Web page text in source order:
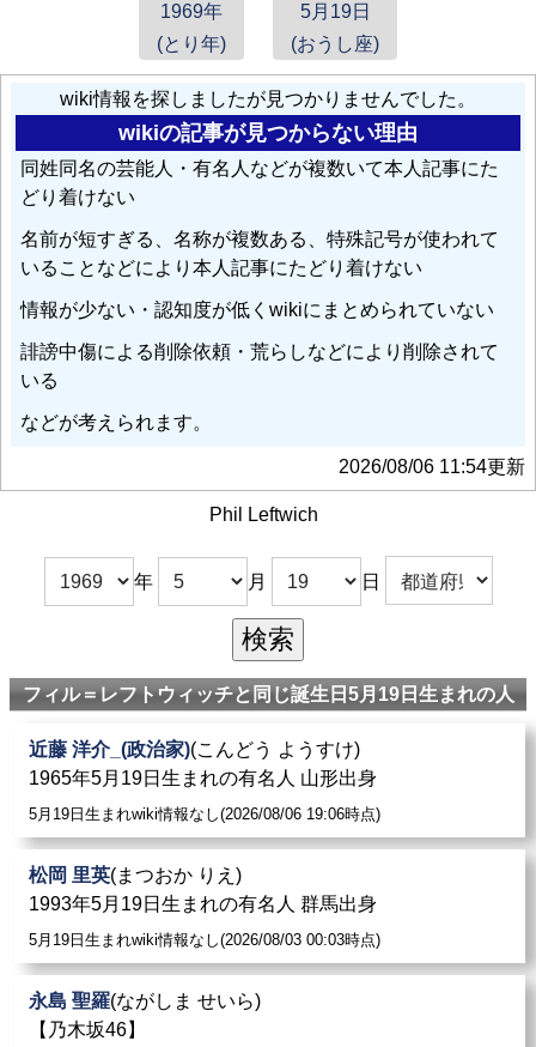
1969年
(とり年)
5月19日
(おうし座)
wiki情報を探しましたが見つかりませんでした。
wikiの記事が見つからない理由
同姓同名の芸能人・有名人などが複数いて本人記事にた
どり着けない
名前が短すぎる、名称が複数ある、特殊記号が使われて
いることなどにより本人記事にたどり着けない
情報が少ない・認知度が低くwikiにまとめられていない
誹謗中傷による削除依頼・荒らしなどにより削除されて
いる
などが考えられます。
2026/08/06 11:54更新
Phil Leftwich
年 月 日
フィル＝レフトウィッチと同じ誕生日5月19日生まれの人
近藤 洋介_(政治家)(こんどう ようすけ)
1965年5月19日生まれの有名人 山形出身
5月19日生まれwiki情報なし(2026/08/06 19:06時点)
松岡 里英(まつおか りえ)
1993年5月19日生まれの有名人 群馬出身
5月19日生まれwiki情報なし(2026/08/03 00:03時点)
永島 聖羅(ながしま せいら)
【乃木坂46】